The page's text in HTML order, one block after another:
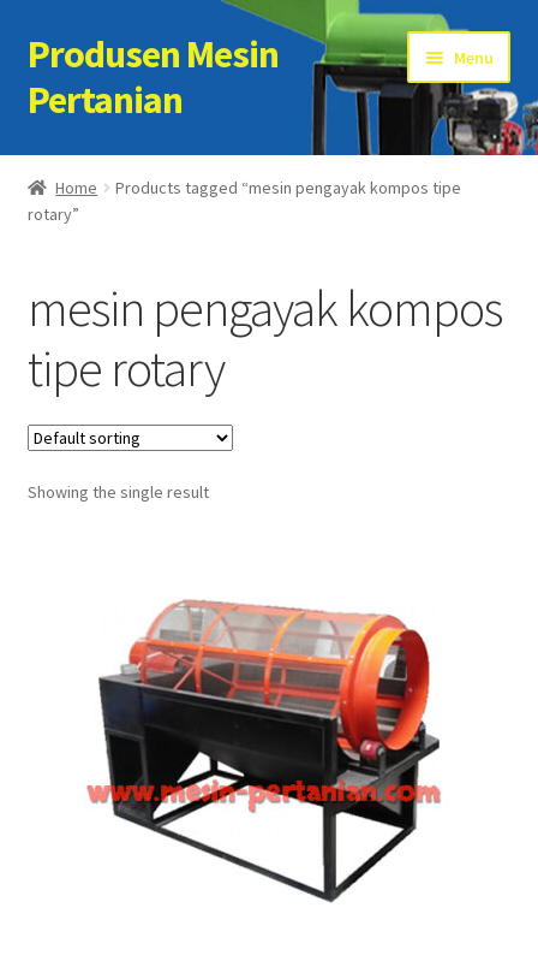
Skip
to
navigation
Skip
to
content
Produsen Mesin
Pertanian
Menu
Home
Artikel
Home
Products tagged “mesin pengayak kompos tipe
rotary”
mesin pengayak kompos
tipe rotary
Showing the single result